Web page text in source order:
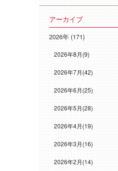
アーカイブ
2026年 (171)
2026年8月(9)
2026年7月(42)
2026年6月(25)
2026年5月(28)
2026年4月(19)
2026年3月(16)
2026年2月(14)